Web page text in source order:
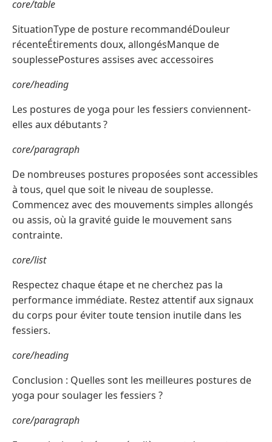
core/table
SituationType de posture recommandéDouleur
récenteÉtirements doux, allongésManque de
souplessePostures assises avec accessoires
core/heading
Les postures de yoga pour les fessiers conviennent-
elles aux débutants ?
core/paragraph
De nombreuses postures proposées sont accessibles
à tous, quel que soit le niveau de souplesse.
Commencez avec des mouvements simples allongés
ou assis, où la gravité guide le mouvement sans
contrainte.
core/list
Respectez chaque étape et ne cherchez pas la
performance immédiate. Restez attentif aux signaux
du corps pour éviter toute tension inutile dans les
fessiers.
core/heading
Conclusion : Quelles sont les meilleures postures de
yoga pour soulager les fessiers ?
core/paragraph